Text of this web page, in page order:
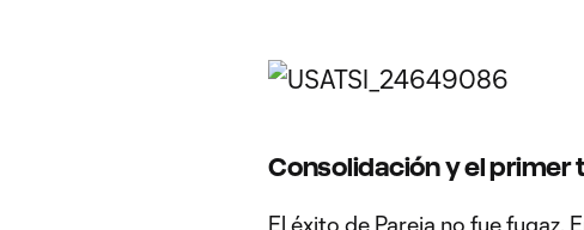
Consolidación y el primer
El éxito de Pareja no fue fugaz.